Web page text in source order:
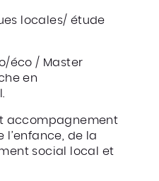
locales/ étude
éco / Master
en
accompagnement
l’enfance, de la
social local et